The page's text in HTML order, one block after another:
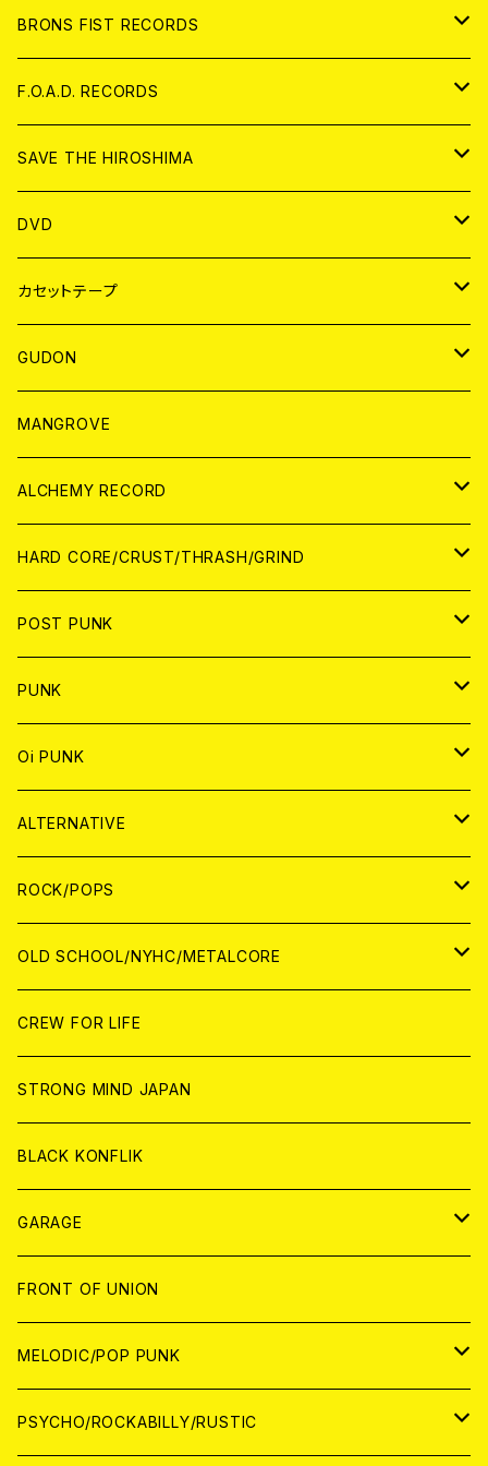
アパレル
ANALOG
BRONS FIST RECORDS
CD
ANALOG
F.O.A.D. RECORDS
CD
ANALOG
SAVE THE HIROSHIMA
アパレル
BADGE
DVD
JAPAN
WORLD
カセットテープ
JAPAN
WORLD
GUDON
アパレル
PATCH
アナログ
DIGITAL CONTENTS
MANGROVE
ALCHEMY RECORD
CD
ANALOG
HARD CORE/CRUST/THRASH/GRIND
JAPAN
CD
ANALOG
WORLD
CD
ANALOG
POST PUNK
CD
JAPAN
WORLD
ANALOG
JAPAN
WORLD
PUNK
JAPAN
CD
ANALOG
WORLD
CD
ANALOG
Oi PUNK
JAPAN
CD
ANALOG
WOLRD
CD
ANALOG
ALTERNATIVE
JAPAN
CD
ANALOG
WORLD
CD
ANALOG
ROCK/POPS
JAPAN
CD
ANALOG
WORLD
CD
ANALOG
OLD SCHOOL/NYHC/METALCORE
JAPAN
CD
ANALOG
WORLD
CD
ANALOG
CREW FOR LIFE
STRONG MIND JAPAN
BLACK KONFLIK
GARAGE
JAPAN
アナログ
CD
WORLD
アナログ
FRONT OF UNION
MELODIC/POP PUNK
JAPAN
PSYCHO/ROCKABILLY/RUSTIC